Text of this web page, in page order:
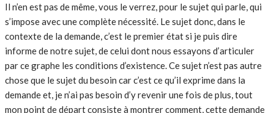
Il n’en est pas de même, vous le verrez, pour le sujet qui parle, qui
s’impose avec une complète nécessité. Le sujet donc, dans le
contexte de la demande, c’est le premier état si je puis dire
informe de notre sujet, de celui dont nous essayons d’articuler
par ce graphe les conditions d’existence. Ce sujet n’est pas autre
chose que le sujet du besoin car c’est ce qu’il exprime dans la
demande et, je n’ai pas besoin d’y revenir une fois de plus, tout
mon point de départ consiste à montrer comment, cette demande